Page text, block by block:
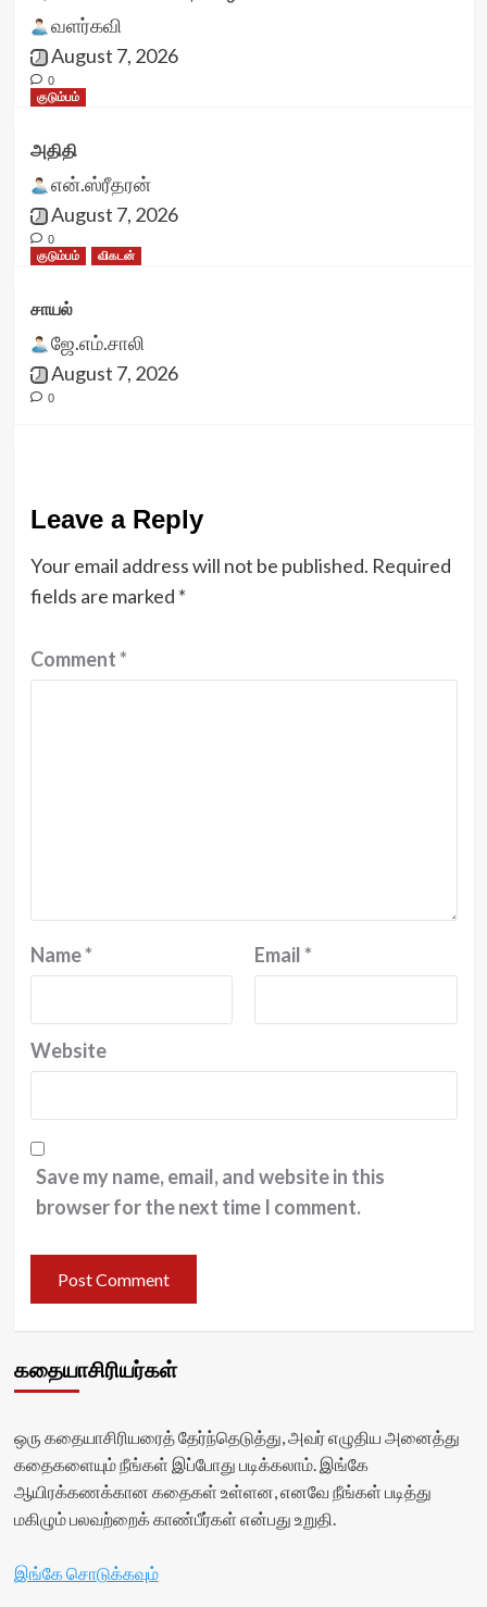
வளர்கவி
August 7, 2026
0
குடும்பம்
அதிதி
என்.ஸ்ரீதரன்
August 7, 2026
0
குடும்பம்
விகடன்
சாயல்
ஜே.எம்.சாலி
August 7, 2026
0
Leave a Reply
Your email address will not be published. Required
fields are marked *
Comment*
Name* Email*
Website
Save my name, email, and website in this
browser for the next time I comment.
கதையாசிரியர்கள்
ஒரு கதையாசிரியரைத் தேர்ந்தெடுத்து, அவர் எழுதிய அனைத்து
கதைகளையும் நீங்கள் இப்போது படிக்கலாம். இங்கே
ஆயிரக்கணக்கான கதைகள் உள்ளன, எனவே நீங்கள் படித்து
மகிழும் பலவற்றைக் காண்பீர்கள் என்பது உறுதி.
இங்கே சொடுக்கவும்